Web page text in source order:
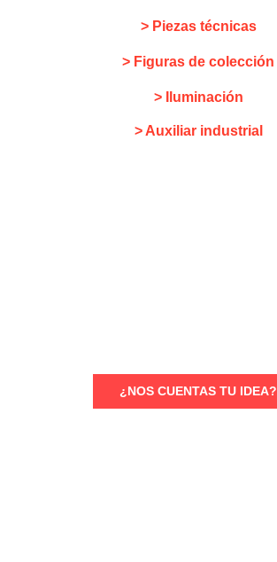
> Piezas técnicas
> Figuras de colección
> Iluminación
> Auxiliar industrial
¿NOS CUENTAS TU IDEA?